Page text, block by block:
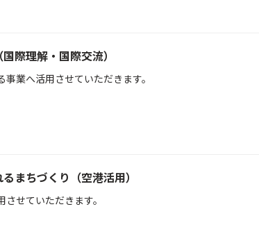
際理解・国際交流）
業へ活用させていただきます。
まちづくり（空港活用）
せていただきます。